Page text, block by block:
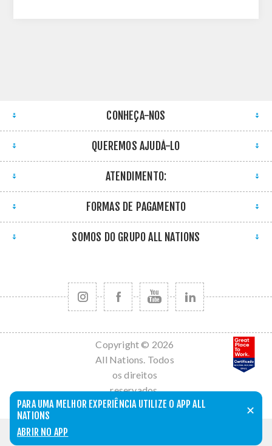
PARA UMA MELHOR EXPERIÊNCIA UTILIZE O APP ALL
NATIONS
✕
ABRIR NO APP
CONHEÇA-NOS
QUEREMOS AJUDÁ-LO
ATENDIMENTO:
FORMAS DE PAGAMENTO
SOMOS DO GRUPO ALL NATIONS
Copyright © 2026
All Nations. Todos
os direitos
reservados.
Powered bynopCommerce